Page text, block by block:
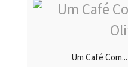
Um Café